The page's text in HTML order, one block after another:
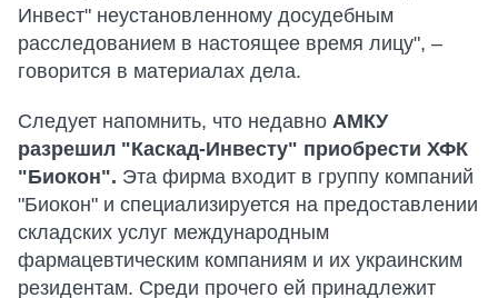
Инвест" неустановленному досудебным
расследованием в настоящее время лицу", –
говорится в материалах дела.
Следует напомнить, что недавно АМКУ
разрешил "Каскад-Инвесту" приобрести ХФК
"Биокон". Эта фирма входит в группу компаний
"Биокон" и специализируется на предоставлении
складских услуг международным
фармацевтическим компаниям и их украинским
резидентам. Среди прочего ей принадлежит